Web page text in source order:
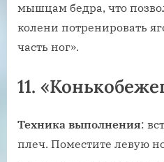
мышцам бедра, что
колени потренировать
часть ног».
11.
Техника выполнения:
плеч. Поместите левую